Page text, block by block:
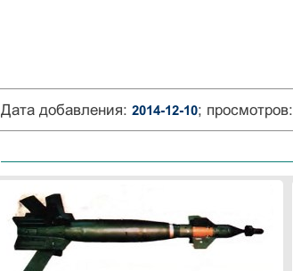
Дата добавления: 2014-12-10; просмотров: